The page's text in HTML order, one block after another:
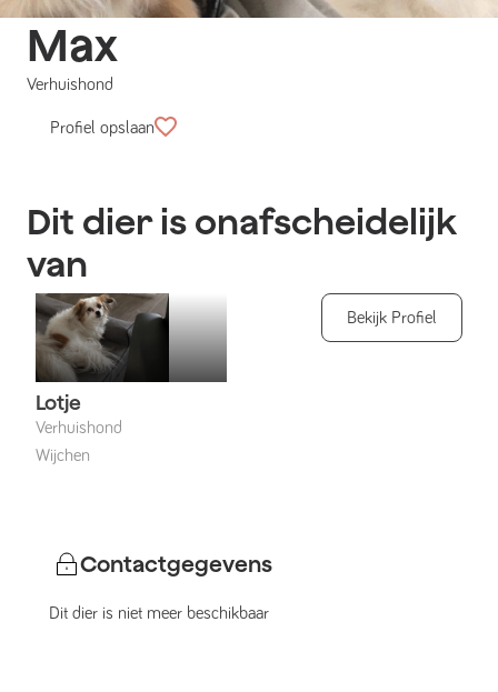
Max
Verhuishond
Profiel opslaan
Dit dier is onafscheidelijk
van
Lotje
Verhuishond
Wijchen
Bekijk Profiel
Contactgegevens
Dit dier is niet meer beschikbaar